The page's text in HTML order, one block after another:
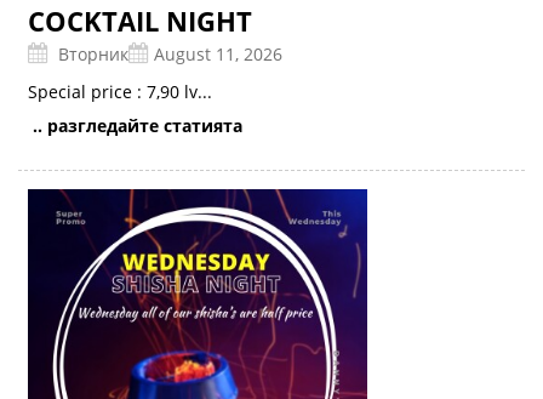
COCKTAIL NIGHT
Вторник
August 11, 2026
Special price : 7,90 lv...
.. разгледайте статията